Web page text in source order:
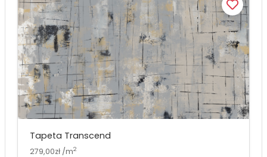
Tapeta Transcend
279,00zł /m2